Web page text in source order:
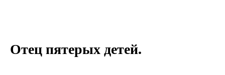
Отец пятерых детей.